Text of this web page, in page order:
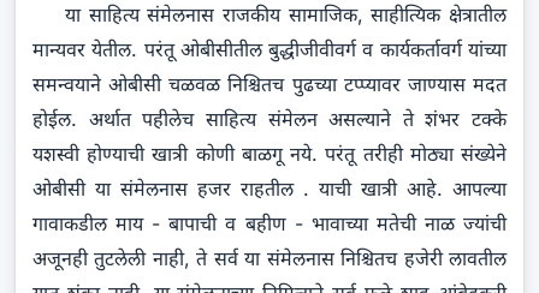
या साहित्य संमेलनास राजकीय सामाजिक, साहीत्यिक क्षेत्रातील
मान्यवर येतील. परंतू ओबीसीतील बुद्धीजीवीवर्ग व कार्यकर्तावर्ग यांच्या
समन्वयाने ओबीसी चळवळ निश्चितच पुढच्या टप्प्यावर जाण्यास मदत
होईल. अर्थात पहीलेच साहित्य संमेलन असल्याने ते शंभर टक्के
यशस्वी होण्याची खात्री कोणी बाळगू नये. परंतू तरीही मोठ्या संख्येने
ओबीसी या संमेलनास हजर राहतील . याची खात्री आहे. आपल्या
गावाकडील माय - बापाची व बहीण - भावाच्या मतेची नाळ ज्यांची
अजूनही तुटलेली नाही, ते सर्व या संमेलनास निश्चितच हजेरी लावतील